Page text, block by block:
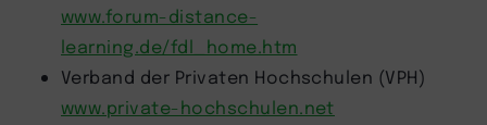
www.forum-distance-
learning.de/fdl_home.htm
Verband der Privaten Hochschulen (VPH)
www.private-hochschulen.net